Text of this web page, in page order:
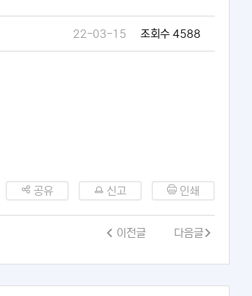
22-03-15 조회수 4588
공유 신고 인쇄
이전글 다음글